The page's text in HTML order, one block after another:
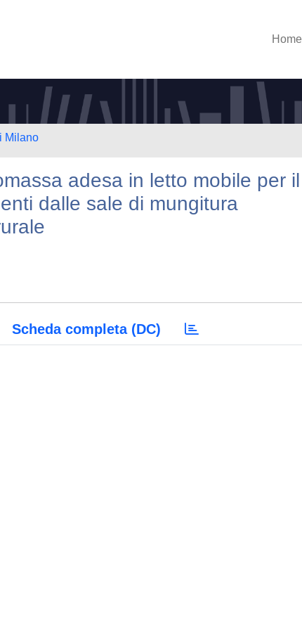
Home
Milano
adesa in letto mobile per il
dalle sale di mungitura
Scheda completa (DC)